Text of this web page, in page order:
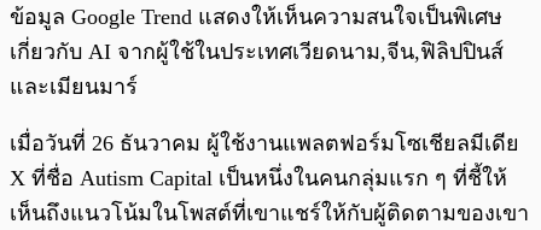
ข้อมูล Google Trend แสดงให้เห็นความสนใจเป็นพิเศษ
เกี่ยวกับ AI จากผู้ใช้ในประเทศเวียดนาม,จีน,ฟิลิปปินส์
และเมียนมาร์
เมื่อวันที่ 26 ธันวาคม ผู้ใช้งานแพลตฟอร์มโซเชียลมีเดีย
X ที่ชื่อ Autism Capital เป็นหนึ่งในคนกลุ่มแรก ๆ ที่ชี้ให้
เห็นถึงแนวโน้มในโพสต์ที่เขาแชร์ให้กับผู้ติดตามของเขา